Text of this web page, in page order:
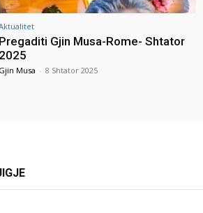
Pregaditi Gjin Musa-Rome- Shtator
2025
Gjin Musa - 8 Shtator 2025